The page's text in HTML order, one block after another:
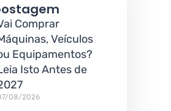
Comprar
Veículos
Equipamentos?
Isto Antes de
08/2026